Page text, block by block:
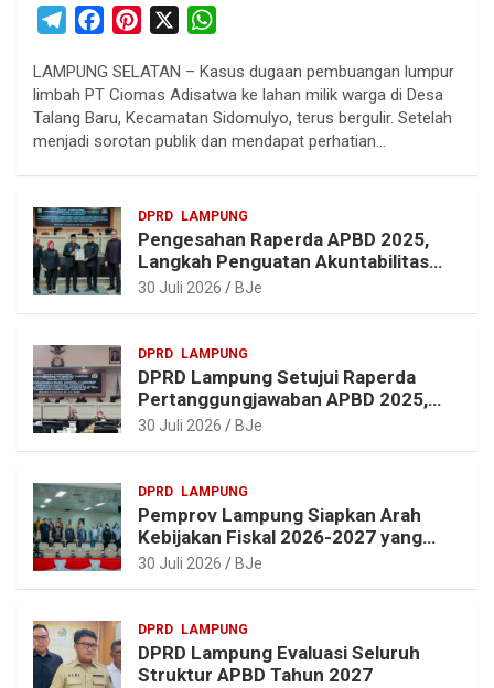
l
e
g
m
c
e
b
k
n
t
e
s
t
a
t
s
p
LAMPUNG SELATAN – Kasus dugaan pembuangan lumpur
limbah PT Ciomas Adisatwa ke lahan milik warga di Desa
Talang Baru, Kecamatan Sidomulyo, terus bergulir. Setelah
menjadi sorotan publik dan mendapat perhatian…
DPRD LAMPUNG
Pengesahan Raperda APBD 2025,
Langkah Penguatan Akuntabilitas
dan Pembangunan Lampung
30 Juli 2026 BJe
DPRD LAMPUNG
DPRD Lampung Setujui Raperda
Pertanggungjawaban APBD 2025,
Beri Sejumlah Rekomendasi
30 Juli 2026 BJe
DPRD LAMPUNG
Pemprov Lampung Siapkan Arah
Kebijakan Fiskal 2026-2027 yang
Realistis dan Berkelanjutan
30 Juli 2026 BJe
DPRD LAMPUNG
DPRD Lampung Evaluasi Seluruh
Struktur APBD Tahun 2027